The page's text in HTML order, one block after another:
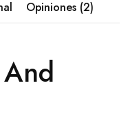
Opiniones (2)